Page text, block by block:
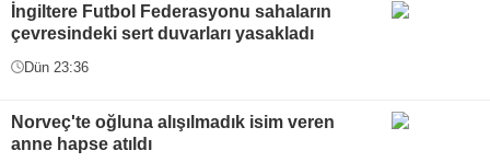
İngiltere Futbol Federasyonu sahaların
çevresindeki sert duvarları yasakladı
Dün 23:36
Norveç'te oğluna alışılmadık isim veren
anne hapse atıldı